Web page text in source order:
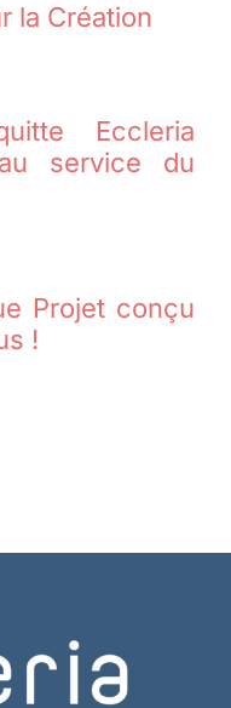
la Création
Eccleria
service du
Projet conçu
!